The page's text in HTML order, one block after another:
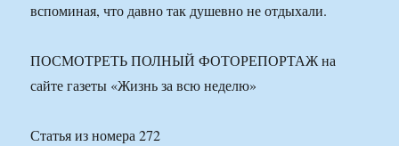
вспоминая, что давно так душевно не отдыхали.
ПОСМОТРЕТЬ ПОЛНЫЙ ФОТОРЕПОРТАЖ на
сайте газеты «Жизнь за всю неделю»
Статья из номера 272